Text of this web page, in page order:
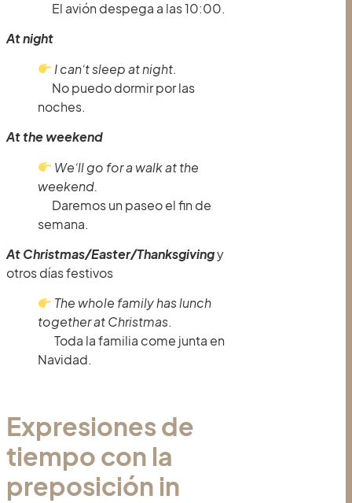
El avión despega a las 10:00.
At night
I can’t sleep at night.
No puedo dormir por las
noches.
At the weekend
We’ll go for a walk at the
weekend.
Daremos un paseo el fin de
semana.
At Christmas/Easter/Thanksgivingy
otros días festivos
The whole family has lunch
together at Christmas.
Toda la familia come junta en
Navidad.
Expresiones de
tiempo con la
preposición in